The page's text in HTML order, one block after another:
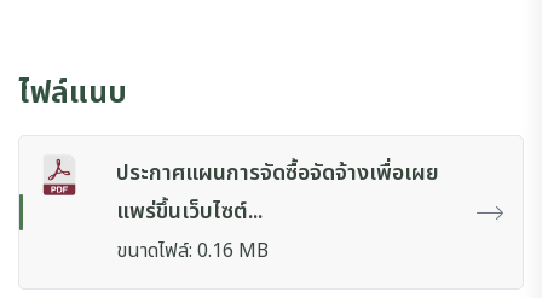
ไฟล์แนบ
ประกาศแผนการจัดซื้อจัดจ้างเพื่อเผย
แพร่ขึ้นเว็บไซต์...
ขนาดไฟล์: 0.16 MB